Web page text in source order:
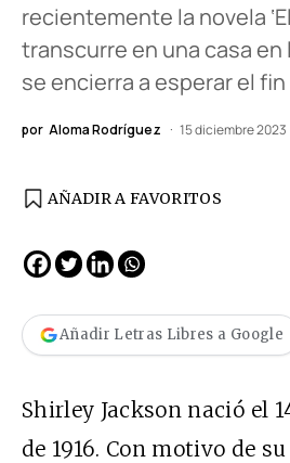
recientemente la novela
transcurre en una casa en
se encierra a esperar el
por Aloma Rodríguez 15 diciembre 2023
AÑADIR A FAVORITOS
Añadir Letras Libres a Google
Shirley Jackson nació el
de 1916. Con motivo de